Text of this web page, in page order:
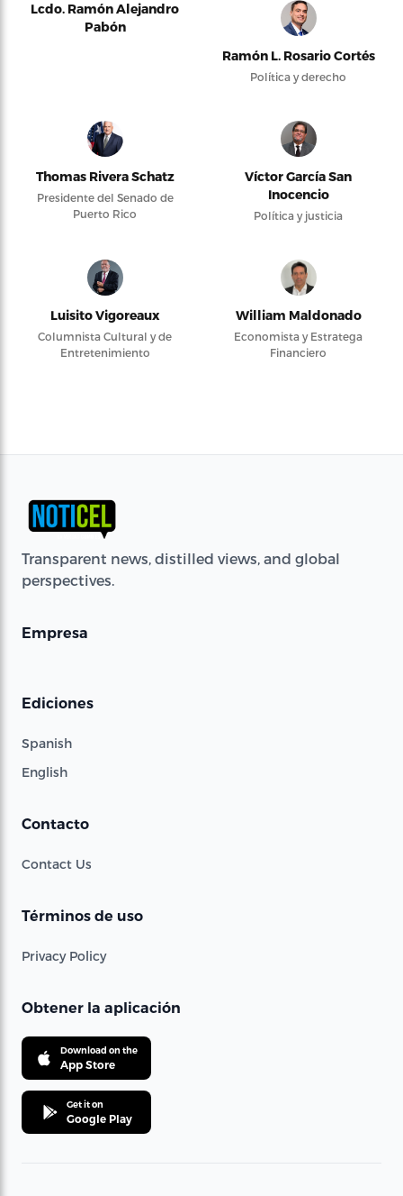
Lcdo. Ramón Alejandro
Pabón
Ramón L. Rosario Cortés
Política y derecho
Thomas Rivera Schatz
Presidente del Senado de
Puerto Rico
Víctor García San
Inocencio
Política y justicia
Luisito Vigoreaux
Columnista Cultural y de
Entretenimiento
William Maldonado
Economista y Estratega
Financiero
Transparent news, distilled views, and global
perspectives.
Empresa
Ediciones
Spanish
English
Contacto
Contact Us
Términos de uso
Privacy Policy
Obtener la aplicación
Download on the
App Store
Get it on
Google Play